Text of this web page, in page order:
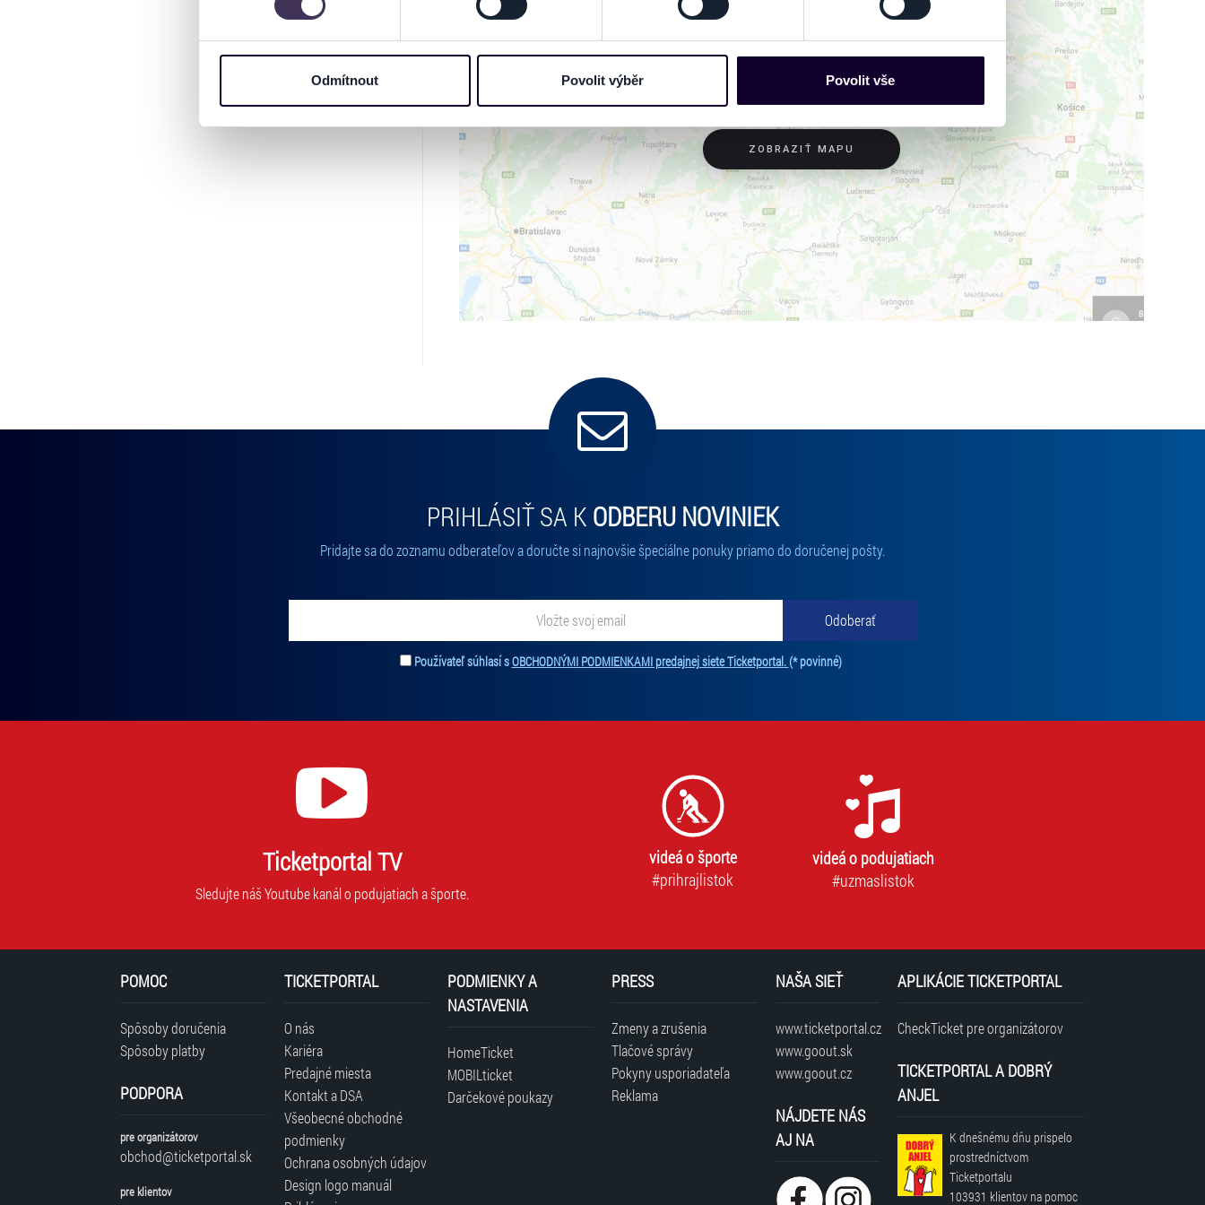
informace o vašem zařízení nebo vaší aktivitě na našich webových stránkách. Tyto informace mohou představovat
osobní údaje. Získané informace používáme např. k analýze návštěvnosti webu nebo k personalizaci obsahu a reklam.
Jaké typy cookies používáme, naleznete níže. Možnosti zpracování upravíte zaškrtnutím příslušné varianty. Svoji volbu
můžete kdykoliv změnit v zápatí stránky v záložce „Cookies a jejich nastavení“.
Odmítnout Povolit výběr Povolit vše
ZOBRAZIŤ MAPU
PRIHLÁSIŤ SA K ODBERU NOVINIEK
Pridajte sa do zoznamu odberateľov a doručte si najnovšie špeciálne ponuky priamo do doručenej pošty.
Odoberať
Zadajte svoju e-mailovú adresu, na ktorú vám budeme zasielať novinky. Vaša adresa nebude zdieľaná s tretími stranami.
Používateľ súhlasí sOBCHODNÝMI PODMIENKAMI predajnej siete Ticketportal. (* povinné)Tento súhlas je povinný na odber newslettra. Bez súhlasu nie je možné vás
Ticketportal TV
Sledujte náš Youtube kanál o podujatiach a športe.
videá o športe
#prihrajlistok
videá o podujatiach
#uzmaslistok
POMOC
Spôsoby doručenia
Spôsoby platby
PODPORA
pre organizátorov
obchod@ticketportal.sk
pre klientov
TICKETPORTAL
O nás
Kariéra
Predajné miesta
Kontakt a DSA
Všeobecné obchodné
podmienky
Ochrana osobných údajov
Design logo manuál
PODMIENKY A
NASTAVENIA
HomeTicket
MOBILticket
Darčekové poukazy
PRESS
Zmeny a zrušenia
Tlačové správy
Pokyny usporiadateľa
Reklama
NAŠA SIEŤ
www.ticketportal.cz
www.goout.sk
www.goout.cz
NÁJDETE NÁS
AJ NA
APLIKÁCIE TICKETPORTAL
CheckTicket pre organizátorov
TICKETPORTAL A DOBRÝ
ANJEL
K dnešnému dňu prispelo
prostredníctvom
Ticketportalu
103931 klientov na pomoc